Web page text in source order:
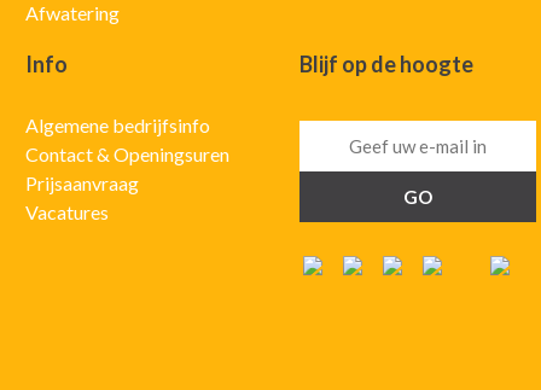
Afwatering
Info
Algemene bedrijfsinfo
Contact & Openingsuren
Prijsaanvraag
Vacatures
Blijf op de hoogte